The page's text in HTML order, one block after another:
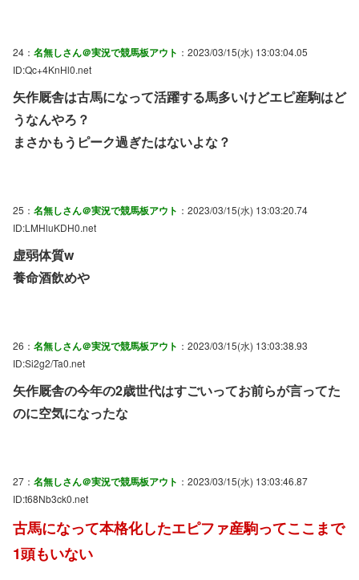
24： 名無しさん＠実況で競馬板アウト ：2023/03/15(水) 13:03:04.05
ID:Qc+4KnHl0.net
矢作厩舎は古馬になって活躍する馬多いけどエピ産駒はど
うなんやろ？
まさかもうピーク過ぎたはないよな？
25： 名無しさん＠実況で競馬板アウト ：2023/03/15(水) 13:03:20.74
ID:LMHluKDH0.net
虚弱体質w
養命酒飲めや
26： 名無しさん＠実況で競馬板アウト ：2023/03/15(水) 13:03:38.93
ID:Si2g2/Ta0.net
矢作厩舎の今年の2歳世代はすごいってお前らが言ってた
のに空気になったな
27： 名無しさん＠実況で競馬板アウト ：2023/03/15(水) 13:03:46.87
ID:t68Nb3ck0.net
古馬になって本格化したエピファ産駒ってここまで
1頭もいない